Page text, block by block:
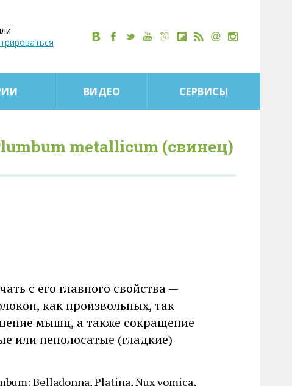
ВИДЕО СЕРВИСЫ
metallicum (свинец)
с его главного свойства —
как произвольных, так
мышц, а также сокращение
или неполосатые (гладкие)
Belladonna, Platina, Nux vomica,